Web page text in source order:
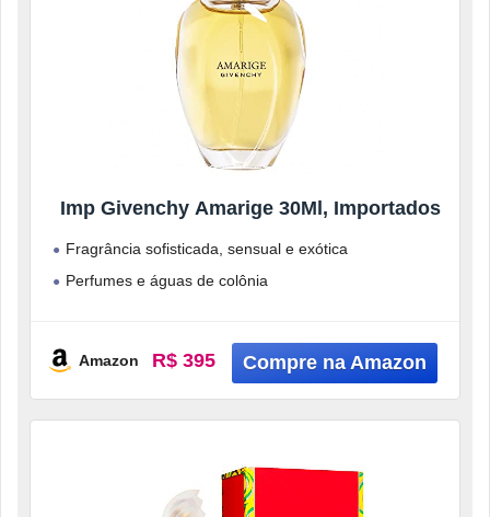
Imp Givenchy Amarige 30Ml, Importados
Fragrância sofisticada, sensual e exótica
Perfumes e águas de colônia
Amazon R$ 395